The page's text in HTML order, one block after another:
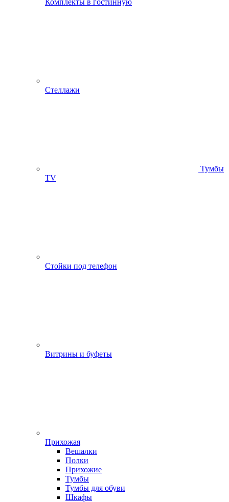
Комплекты в гостинную
Стеллажи
Тумбы
ТV
Стойки под телефон
Витрины и буфеты
Прихожая
Вешалки
Полки
Прихожие
Тумбы
Тумбы для обуви
Шкафы